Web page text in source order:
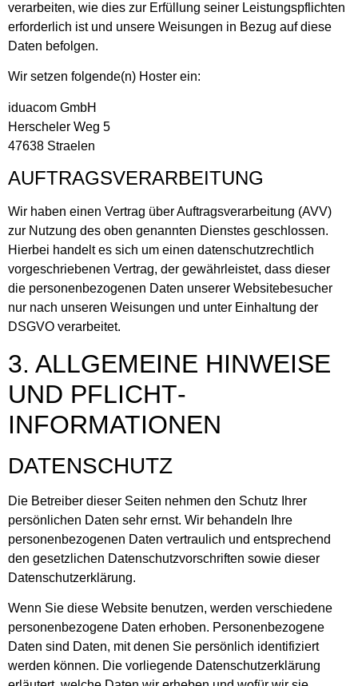
verarbeiten, wie dies zur Erfüllung seiner Leistungspflichten
erforderlich ist und unsere Weisungen in Bezug auf diese
Daten befolgen.
Wir setzen folgende(n) Hoster ein:
iduacom GmbH
Herscheler Weg 5
47638 Straelen
AUFTRAGSVERARBEITUNG
Wir haben einen Vertrag über Auftragsverarbeitung (AVV)
zur Nutzung des oben genannten Dienstes geschlossen.
Hierbei handelt es sich um einen datenschutzrechtlich
vorgeschriebenen Vertrag, der gewährleistet, dass dieser
die personenbezogenen Daten unserer Websitebesucher
nur nach unseren Weisungen und unter Einhaltung der
DSGVO verarbeitet.
3. ALLGEMEINE HINWEISE
UND PFLICHT­
INFORMATIONEN
DATENSCHUTZ
Die Betreiber dieser Seiten nehmen den Schutz Ihrer
persönlichen Daten sehr ernst. Wir behandeln Ihre
personenbezogenen Daten vertraulich und entsprechend
den gesetzlichen Datenschutzvorschriften sowie dieser
Datenschutzerklärung.
Wenn Sie diese Website benutzen, werden verschiedene
personenbezogene Daten erhoben. Personenbezogene
Daten sind Daten, mit denen Sie persönlich identifiziert
werden können. Die vorliegende Datenschutzerklärung